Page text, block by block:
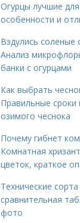
Огурцы лучшие
особенности и
Вздулись соленые
Анализ
банки с огурцами
Как выбрать
Правильные сроки
озимого чеснока
Почему гибнет
Комнатная
цветок, краткое
Технические
сравнительная
фото